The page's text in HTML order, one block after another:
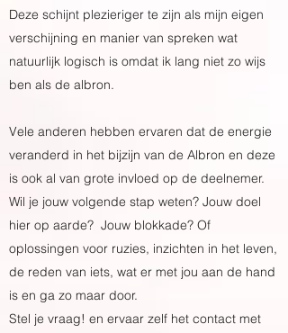
Deze schijnt plezieriger te zijn als mijn eigen
verschijning en manier van spreken wat
natuurlijk logisch is omdat ik lang niet zo wijs
ben als de albron.
Vele anderen hebben ervaren dat de energie
veranderd in het bijzijn van de Albron en deze
is ook al van grote invloed op de deelnemer.
Wil je jouw volgende stap weten? Jouw doel
hier op aarde? Jouw blokkade? Of
oplossingen voor ruzies, inzichten in het leven,
de reden van iets, wat er met jou aan de hand
is en ga zo maar door.
Stel je vraag! en ervaar zelf het contact met